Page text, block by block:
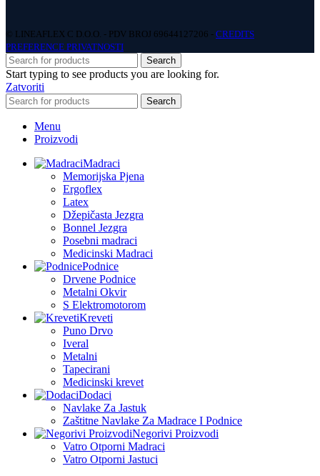
© LINEAFLEX C D.O.O. - PDV BROJ 69644127206 - CREDITS
PREFERENCE PRIVATNOSTI
Search
Start typing to see products you are looking for.
Zatvoriti
Search
Menu
Proizvodi
Madraci
Memorijska Pjena
Ergoflex
Latex
Džepičasta Jezgra
Bonnel Jezgra
Posebni madraci
Medicinski Madraci
Podnice
Drvene Podnice
Metalni Okvir
S Elektromotorom
Kreveti
Puno Drvo
Iveral
Metalni
Tapecirani
Medicinski krevet
Dodaci
Navlake Za Jastuk
Zaštitne Navlake Za Madrace I Podnice
Negorivi Proizvodi
Vatro Otporni Madraci
Vatro Otporni Jastuci